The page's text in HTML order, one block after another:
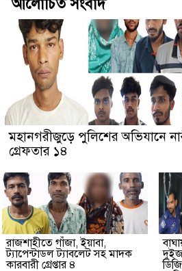
আলোচিত সংবাদ
মহানগরীজুড়ে পুলিশের অভিযানে
গ্রেফতার ১৪
রাজশাহীতে গাঁজা, ইয়াবা,
ট্যাপেন্টাডল ট্যাবলেট সহ মাদক
কারবারী গ্রেপ্তার ৪